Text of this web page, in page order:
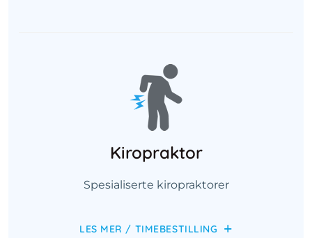
Kiropraktor
Spesialiserte kiropraktorer
LES MER / TIMEBESTILLING